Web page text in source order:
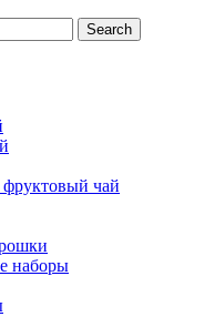
Search
чай
наборы